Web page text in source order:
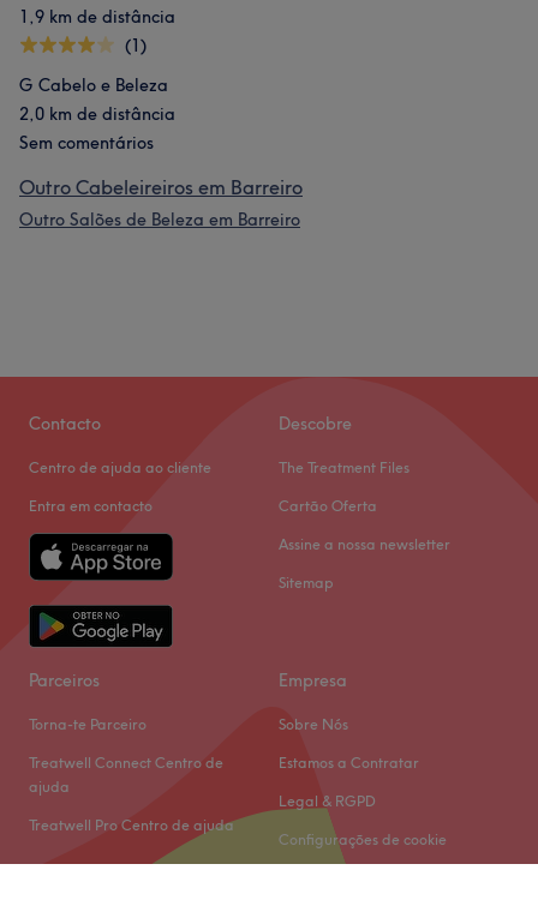
1,9 km de distância
(1)
G Cabelo e Beleza
2,0 km de distância
Sem comentários
Outro Cabeleireiros em Barreiro
Outro Salões de Beleza em Barreiro
Contacto
Centro de ajuda ao cliente
Entra em contacto
Descobre
The Treatment Files
Cartão Oferta
Assine a nossa newsletter
Sitemap
Parceiros
Torna-te Parceiro
Treatwell Connect Centro de
ajuda
Treatwell Pro Centro de ajuda
Empresa
Sobre Nós
Estamos a Contratar
Legal & RGPD
Configurações de cookie